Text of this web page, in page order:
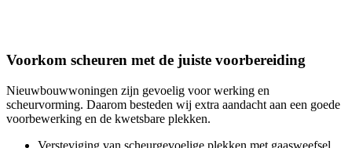
Voorkom scheuren met de juiste voorbereiding
Nieuwbouwwoningen zijn gevoelig voor werking en
scheurvorming. Daarom besteden wij extra aandacht aan een goede
voorbewerking en de kwetsbare plekken.
Versteviging van scheurgevoelige plekken met gaasweefsel